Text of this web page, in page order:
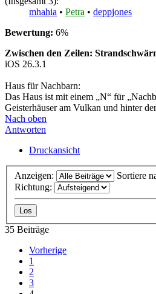
mhahia • Petra • deppjones
Bewertung: 6%
Zwischen den Zeilen:
iOS 26.3.1
Haus für Nachbarn:
Das Haus ist mit einem „N“ für
Geisterhäuser am Vulkan und hinter
Nach oben
Antworten
Druckansicht
Anzeigen:
Sortiere
Richtung:
35 Beiträge
Vorherige
1
2
3